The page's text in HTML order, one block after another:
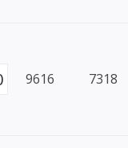
9616 7318